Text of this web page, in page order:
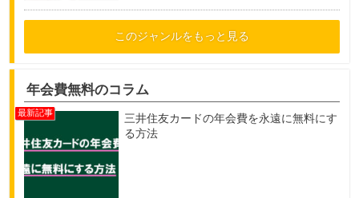
このジャンルをもっと見る
年会費無料のコラム
三井住友カードの年会費を永遠に無料にす
る方法